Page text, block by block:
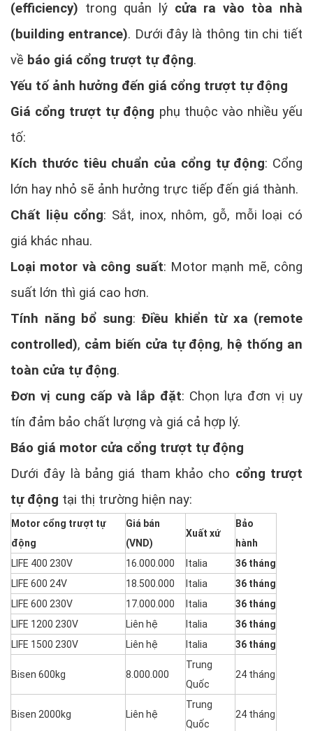
(efficiency) trong quản lý cửa ra vào tòa nhà
(building entrance). Dưới đây là thông tin chi tiết
về báo giá cổng trượt tự động.
Yếu tố ảnh hưởng đến giá cổng trượt tự động
Giá cổng trượt tự động phụ thuộc vào nhiều yếu
tố:
Kích thước tiêu chuẩn của cổng tự động: Cổng
lớn hay nhỏ sẽ ảnh hưởng trực tiếp đến giá thành.
Chất liệu cổng: Sắt, inox, nhôm, gỗ, mỗi loại có
giá khác nhau.
Loại motor và công suất: Motor mạnh mẽ, công
suất lớn thì giá cao hơn.
Tính năng bổ sung: Điều khiển từ xa (remote
controlled), cảm biến cửa tự động, hệ thống an
toàn cửa tự động.
Đơn vị cung cấp và lắp đặt: Chọn lựa đơn vị uy
tín đảm bảo chất lượng và giá cả hợp lý.
Báo giá motor cửa cổng trượt tự động
Dưới đây là bảng giá tham khảo cho cổng trượt
tự động tại thị trường hiện nay:
Motor cổng trượt tự
động
Giá bán
(VND)
Xuất xứ
Bảo
hành
LIFE 400 230V
16.000.000 Italia
36 tháng
LIFE 600 24V
18.500.000 Italia
36 tháng
LIFE 600 230V
17.000.000 Italia
36 tháng
LIFE 1200 230V
Liên hệ Italia
36 tháng
LIFE 1500 230V
Liên hệ Italia 36 tháng
Bisen 600kg 8.000.000
Trung
Quốc
24 tháng
Bisen 2000kg Liên hệ
Trung
Quốc
24 tháng